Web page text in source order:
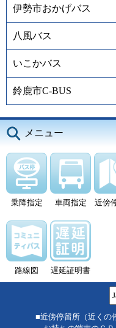
伊勢市おかげバス
八風バス
いこかバス
鈴鹿市C-BUS
メニュー
乗降指定 車両指定 近傍
路線図 遅延証明書
■近傍停留所（近くの